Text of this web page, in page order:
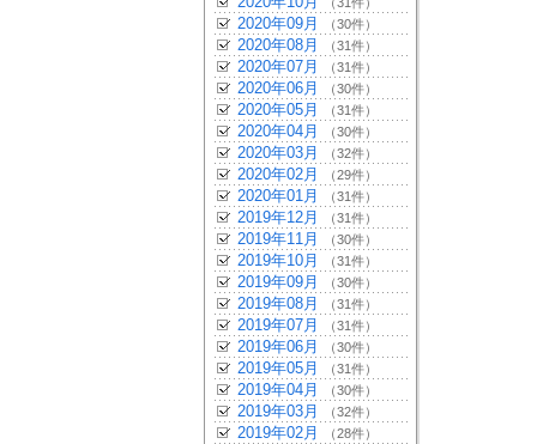
2020年09月 （30件）
2020年08月 （31件）
2020年07月 （31件）
2020年06月 （30件）
2020年05月 （31件）
2020年04月 （30件）
2020年03月 （32件）
2020年02月 （29件）
2020年01月 （31件）
2019年12月 （31件）
2019年11月 （30件）
2019年10月 （31件）
2019年09月 （30件）
2019年08月 （31件）
2019年07月 （31件）
2019年06月 （30件）
2019年05月 （31件）
2019年04月 （30件）
2019年03月 （32件）
2019年02月 （28件）